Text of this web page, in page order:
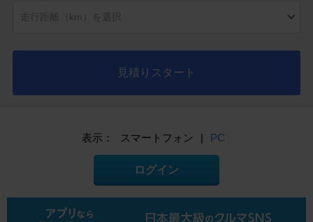
見積りスタート
表示： スマートフォン | PC
ログイン